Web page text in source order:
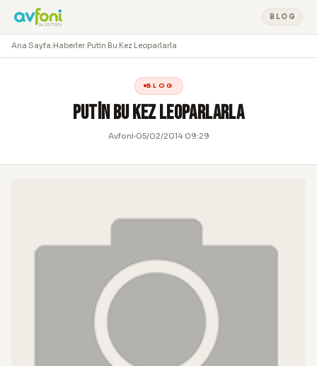
BLOG
Ana Sayfa›Haberler›Putin Bu Kez Leoparlarla
BLOG
Putin Bu Kez Leoparlarla
Avfoni 05/02/2014 09:29